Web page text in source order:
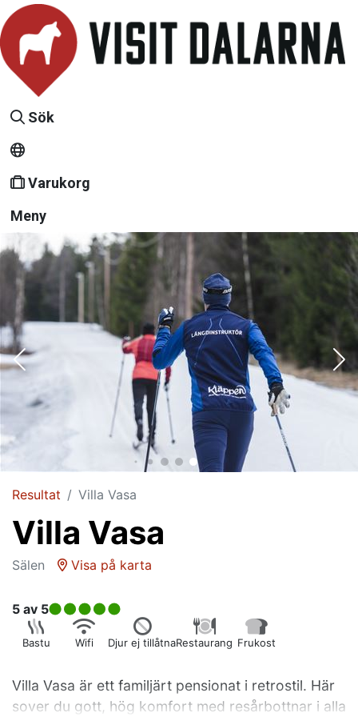
Sök
Varukorg
Meny
Resultat Villa Vasa
Villa Vasa
Sälen Visa på karta
Bastu Wifi Djur ej tillåtnaRestaurang Frukost
5 av 5
Villa Vasa är ett familjärt pensionat i retrostil. Här
sover du gott, hög komfort med resårbottnar i alla